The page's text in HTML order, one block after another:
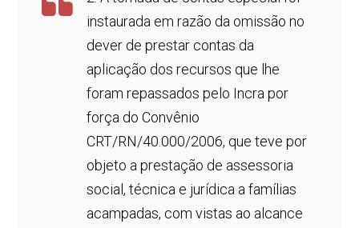
instaurada em razão da omissão no
dever de prestar contas da
aplicação dos recursos que lhe
foram repassados pelo Incra por
força do Convênio
CRT/RN/40.000/2006, que teve por
objeto a prestação de assessoria
social, técnica e jurídica a famílias
acampadas, com vistas ao alcance